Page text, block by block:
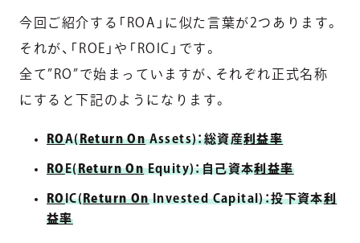
今回ご紹介する「ROA」に似た言葉が2つあります。
それが、「ROE」や「ROIC」です。
全て”RO”で始まっていますが、それぞれ正式名称
にすると下記のようになります。
ROA(Return OnAssets)：総資産利益率
ROE(Return OnEquity)：自己資本利益率
ROIC(Return OnInvested Capital)：投下資本利
益率